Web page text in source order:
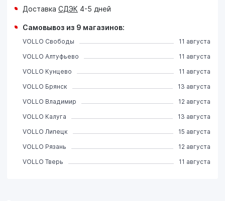
Доставка СДЭК 4-5 дней
Самовывоз из 9 магазинов:
VOLLO Свободы
11 августа
VOLLO Алтуфьево
11 августа
VOLLO Кунцево
11 августа
VOLLO Брянск
13 августа
VOLLO Владимир
12 августа
VOLLO Калуга
13 августа
VOLLO Липецк
15 августа
VOLLO Рязань
12 августа
VOLLO Тверь
11 августа